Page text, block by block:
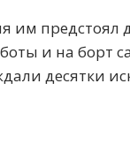
предстоял
и на борт
десятки